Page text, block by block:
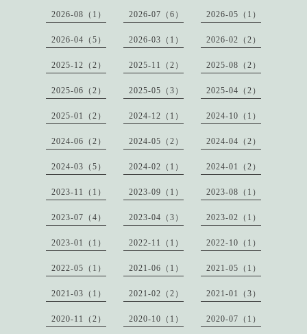
2026-08（1） 2026-07（6） 2026-05（1）
2026-04（5） 2026-03（1） 2026-02（2）
2025-12（2） 2025-11（2） 2025-08（2）
2025-06（2） 2025-05（3） 2025-04（2）
2025-01（2） 2024-12（1） 2024-10（1）
2024-06（2） 2024-05（2） 2024-04（2）
2024-03（5） 2024-02（1） 2024-01（2）
2023-11（1） 2023-09（1） 2023-08（1）
2023-07（4） 2023-04（3） 2023-02（1）
2023-01（1） 2022-11（1） 2022-10（1）
2022-05（1） 2021-06（1） 2021-05（1）
2021-03（1） 2021-02（2） 2021-01（3）
2020-11（2） 2020-10（1） 2020-07（1）